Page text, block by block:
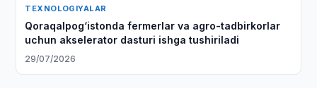
TEXNOLOGIYALAR
Qoraqalpog‘istonda fermerlar va agro-tadbirkorlar
uchun akselerator dasturi ishga tushiriladi
29/07/2026